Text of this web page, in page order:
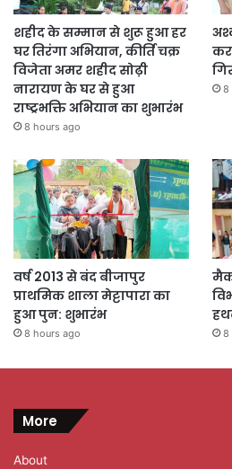
शहीद के सम्मान से शुरू हुआ हर
घर तिरंगा अभियान, कीर्ति चक्र
विजेता अमर शहीद सोढ़ी
नारायण के घर से हुआ
राष्ट्रभक्ति अभियान का शुभारंभ
8 hours ago
8
वर्ष 2013 से बंद बीजापुर
प्राथमिक शाला मेट्टापारा का
हुआ पुन: शुभारंभ
8 hours ago
मैक
8
More
About